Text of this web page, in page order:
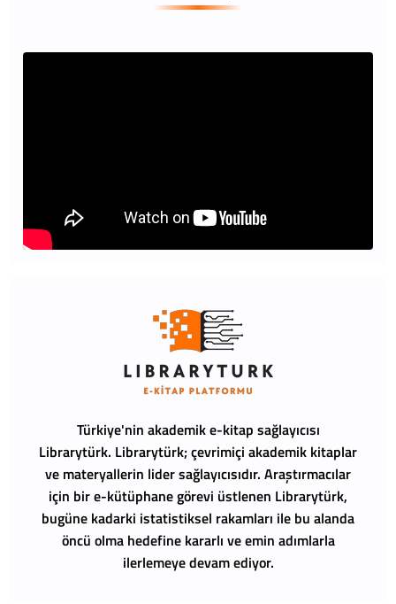
Türkiye'nin akademik e-kitap sağlayıcısı
Librarytürk. Librarytürk; çevrimiçi akademik kitaplar
ve materyallerin lider sağlayıcısıdır. Araştırmacılar
için bir e-kütüphane görevi üstlenen Librarytürk,
bugüne kadarki istatistiksel rakamları ile bu alanda
öncü olma hedefine kararlı ve emin adımlarla
ilerlemeye devam ediyor.